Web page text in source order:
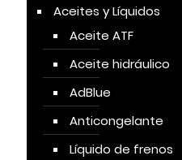
Aceites y Líquidos
Aceite ATF
Aceite hidráulico
AdBlue
Anticongelante
Líquido de frenos